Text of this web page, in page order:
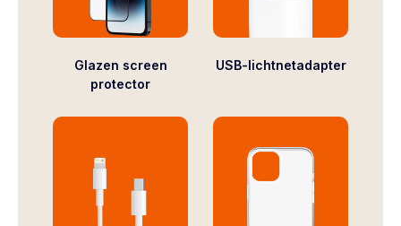
Glazen screen
protector
USB-lichtnetadapter